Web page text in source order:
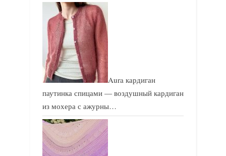
Aura кардиган
паутинка спицами — воздушный кардиган
из мохера с ажурны…